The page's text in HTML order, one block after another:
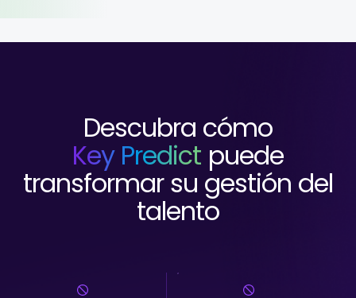
Descubra cómo
Key Predict puede
transformar su gestión del
talento